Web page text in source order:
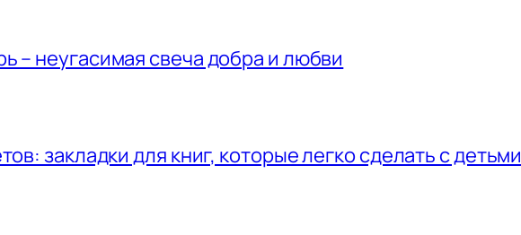
– неугасимая свеча добра и любви
закладки для книг, которые легко сделать с детьми